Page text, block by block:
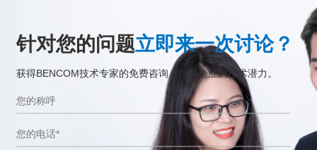
针对您的问题立即来一次讨论？
获得BENCOM技术专家的免费咨询，挖掘企业的技术潜力。